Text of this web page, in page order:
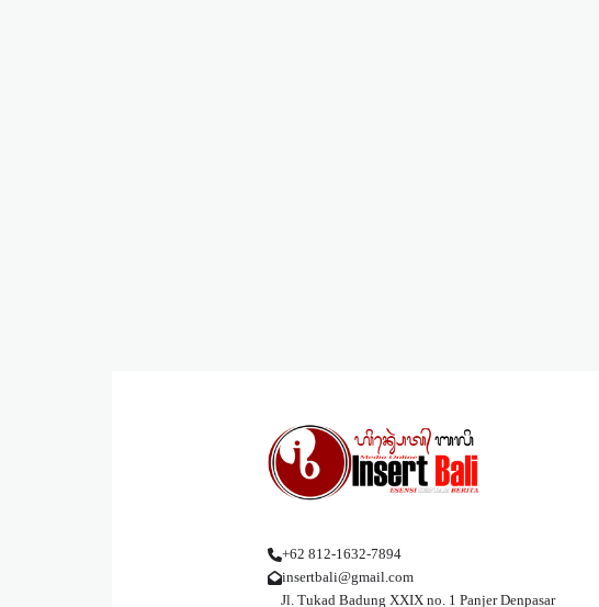
+62 812-1632-7894
insertbali@gmail.com
Jl. Tukad Badung XXIX no. 1 Panjer Denpasar